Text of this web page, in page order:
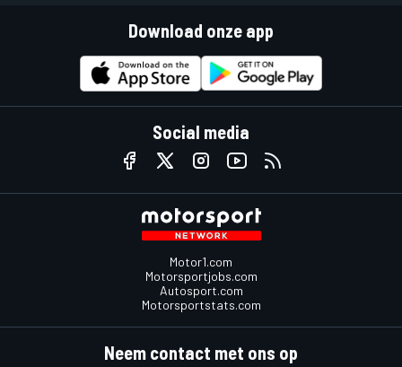
Download onze app
Social media
Motor1.com
Motorsportjobs.com
Autosport.com
Motorsportstats.com
Neem contact met ons op